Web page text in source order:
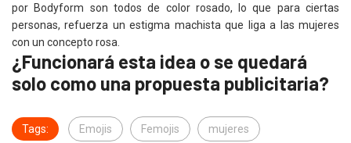
por Bodyform son todos de color rosado, lo que para ciertas
personas, refuerza un estigma machista que liga a las mujeres
con un concepto rosa.
¿Funcionará esta idea o se quedará
solo como una propuesta publicitaria?
Tags: Emojis Femojis mujeres